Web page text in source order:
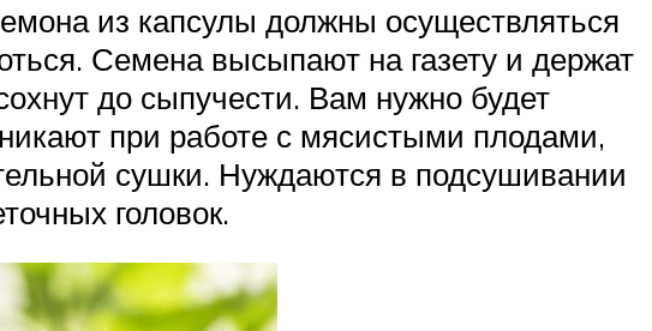
из капсулы должны осуществляться
Семена высыпают на газету и держат
до сыпучести. Вам нужно будет
при работе с мясистыми плодами,
сушки. Нуждаются в подсушивании
головок.